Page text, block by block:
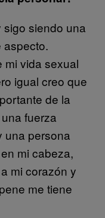
siendo una
aspecto.
mi vida sexual
igual creo que
de la
fuerza
una persona
mi cabeza,
mi corazón y
me tiene